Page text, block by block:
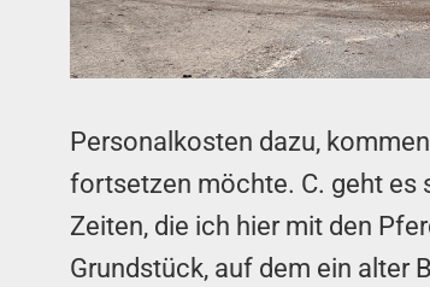
Personalkosten dazu,
fortsetzen möchte. C. geht es
Zeiten, die ich hier mit den
Grundstück, auf dem ein alter